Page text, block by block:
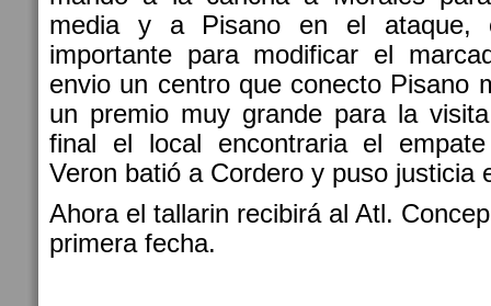
media y a Pisano en el ataque,
importante para modificar el
envio un centro que conecto Pisano
un premio muy grande para la
final el local encontraria el
Veron batió a Cordero y puso justicia
Ahora el tallarin recibirá al Atl.
primera fecha.